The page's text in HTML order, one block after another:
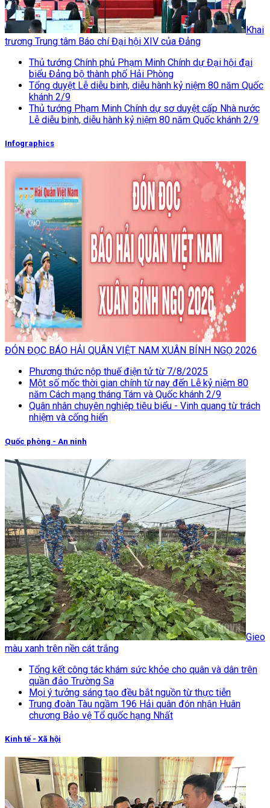
Khai
trương Trung tâm Báo chí Đại hội XIV của Đảng
Thủ tướng Chính phủ Phạm Minh Chính dự Đại hội đại
biểu Đảng bộ thành phố Hải Phòng
Tổng duyệt Lễ diễu binh, diễu hành kỷ niệm 80 năm Quốc
khánh 2/9
Thủ tướng Phạm Minh Chính dự sơ duyệt cấp Nhà nước
Lễ diễu binh, diễu hành kỷ niệm 80 năm Quốc khánh 2/9
Infographics
ĐÓN ĐỌC BÁO HẢI QUÂN VIỆT NAM XUÂN BÍNH NGỌ 2026
Phương thức nộp thuế điện tử từ 7/8/2025
Một số mốc thời gian chính từ nay đến Lễ kỷ niệm 80
năm Cách mạng tháng Tám và Quốc khánh 2/9
Quân nhân chuyên nghiệp tiêu biểu - Vinh quang từ trách
nhiệm và cống hiến
Quốc phòng - An ninh
Gieo
màu xanh trên nền cát trắng
Tổng kết công tác khám sức khỏe cho quân và dân trên
quần đảo Trường Sa
Mọi ý tưởng sáng tạo đều bắt nguồn từ thực tiễn
Trung đoàn Tàu ngầm 196 Hải quân đón nhận Huân
chương Bảo vệ Tổ quốc hạng Nhất
Kinh tế - Xã hội